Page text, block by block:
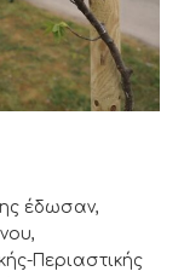
έδωσαν,
Περιαστικής